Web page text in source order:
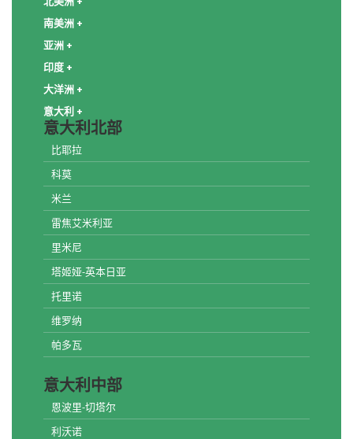
南美洲 +
亚洲 +
印度 +
大洋洲 +
意大利 +
意大利北部
比耶拉
科莫
米兰
雷焦艾米利亚
里米尼
塔姬娅-英本日亚
托里诺
维罗纳
帕多瓦
意大利中部
恩波里-切塔尔
利沃诺